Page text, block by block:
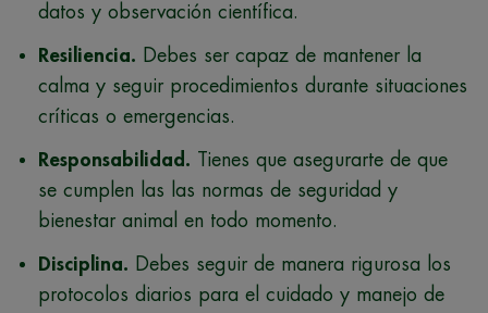
datos y observación científica.
Resiliencia. Debes ser capaz de mantener la
calma y seguir procedimientos durante situaciones
críticas o emergencias.
Responsabilidad. Tienes que asegurarte de que
se cumplen las las normas de seguridad y
bienestar animal en todo momento.
Disciplina. Debes seguir de manera rigurosa los
protocolos diarios para el cuidado y manejo de